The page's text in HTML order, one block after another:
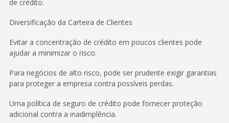
de crédito.
Diversificação da Carteira de Clientes
Evitar a concentração de crédito em poucos clientes pode
ajudar a minimizar o risco.
Para negócios de alto risco, pode ser prudente exigir garantias
para proteger a empresa contra possíveis perdas.
Uma política de seguro de crédito pode fornecer proteção
adicional contra a inadimplência.